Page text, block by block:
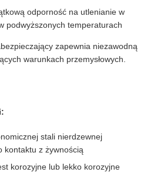
odporność na utlenianie w
podwyższonych temperaturach
zapewnia niezawodną
warunkach przemysłowych.
stali nierdzewnej
kontaktu z żywnością
korozyjne lub lekko korozyjne